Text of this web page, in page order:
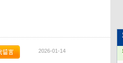
2026-01-14